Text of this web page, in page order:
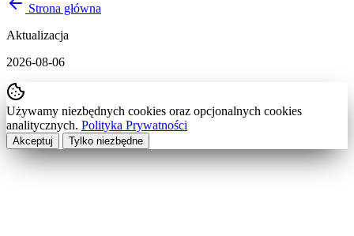
Strona główna
Aktualizacja
2026-08-06
Używamy niezbędnych cookies oraz opcjonalnych cookies
analitycznych. Polityka Prywatności
Akceptuj Tylko niezbędne